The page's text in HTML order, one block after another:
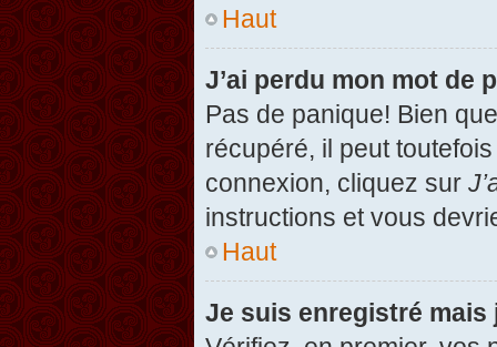
Haut
J’ai perdu mon mot de
Pas de panique! Bien
récupéré, il peut
connexion, cliquez sur
instructions et vous
Haut
Je suis enregistré mais